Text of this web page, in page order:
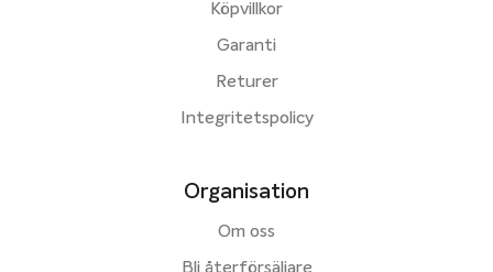
Köpvillkor
Garanti
Returer
Integritetspolicy
Organisation
Om oss